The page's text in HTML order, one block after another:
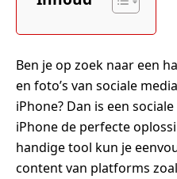
Ben je op zoek naar een
en foto’s van sociale
iPhone? Dan is een
iPhone de perfecte
handige tool kun je
content van platforms